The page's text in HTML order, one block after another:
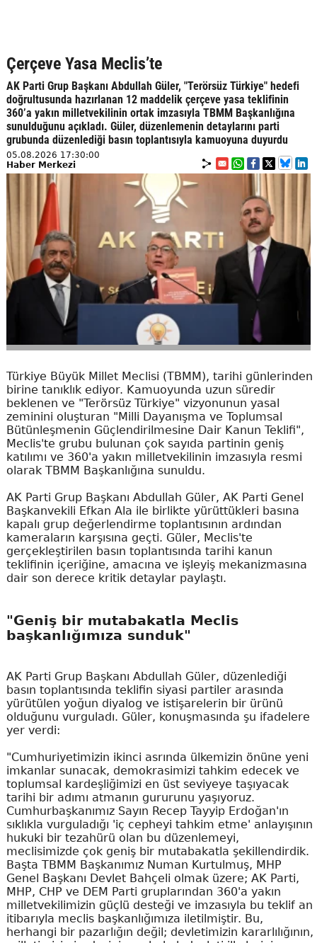
Çerçeve Yasa Meclis’te
AK Parti Grup Başkanı Abdullah Güler, "Terörsüz Türkiye" hedefi
doğrultusunda hazırlanan 12 maddelik çerçeve yasa teklifinin
360’a yakın milletvekilinin ortak imzasıyla TBMM Başkanlığına
sunulduğunu açıkladı. Güler, düzenlemenin detaylarını parti
grubunda düzenlediği basın toplantısıyla kamuoyuna duyurdu
05.08.2026 17:30:00
Haber Merkezi
Türkiye Büyük Millet Meclisi (TBMM), tarihi günlerinden
birine tanıklık ediyor. Kamuoyunda uzun süredir
beklenen ve "Terörsüz Türkiye" vizyonunun yasal
zeminini oluşturan "Milli Dayanışma ve Toplumsal
Bütünleşmenin Güçlendirilmesine Dair Kanun Teklifi",
Meclis'te grubu bulunan çok sayıda partinin geniş
katılımı ve 360'a yakın milletvekilinin imzasıyla resmi
olarak TBMM Başkanlığına sunuldu.
AK Parti Grup Başkanı Abdullah Güler, AK Parti Genel
Başkanvekili Efkan Ala ile birlikte yürüttükleri basına
kapalı grup değerlendirme toplantısının ardından
kameraların karşısına geçti. Güler, Meclis'te
gerçekleştirilen basın toplantısında tarihi kanun
teklifinin içeriğine, amacına ve işleyiş mekanizmasına
dair son derece kritik detaylar paylaştı.
"Geniş bir mutabakatla Meclis
başkanlığımıza sunduk"
AK Parti Grup Başkanı Abdullah Güler, düzenlediği
basın toplantısında teklifin siyasi partiler arasında
yürütülen yoğun diyalog ve istişarelerin bir ürünü
olduğunu vurguladı. Güler, konuşmasında şu ifadelere
yer verdi:
"Cumhuriyetimizin ikinci asrında ülkemizin önüne yeni
imkanlar sunacak, demokrasimizi tahkim edecek ve
toplumsal kardeşliğimizi en üst seviyeye taşıyacak
tarihi bir adımı atmanın gururunu yaşıyoruz.
Cumhurbaşkanımız Sayın Recep Tayyip Erdoğan'ın
sıklıkla vurguladığı 'iç cepheyi tahkim etme' anlayışının
hukuki bir tezahürü olan bu düzenlemeyi,
meclisimizde çok geniş bir mutabakatla şekillendirdik.
Başta TBMM Başkanımız Numan Kurtulmuş, MHP
Genel Başkanı Devlet Bahçeli olmak üzere; AK Parti,
MHP, CHP ve DEM Parti gruplarından 360'a yakın
milletvekilimizin güçlü desteği ve imzasıyla bu teklif an
itibarıyla meclis başkanlığımıza iletilmiştir. Bu,
herhangi bir pazarlığın değil; devletimizin kararlılığının,